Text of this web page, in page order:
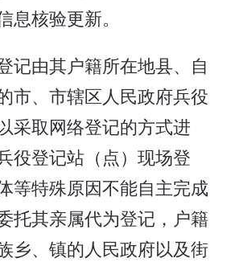
息核验更新。
记由其户籍所在地县、自
市、市辖区人民政府兵役
采取网络登记的方式进
役登记站（点）现场登
等特殊原因不能自主完成
托其亲属代为登记，户籍
乡、镇的人民政府以及街